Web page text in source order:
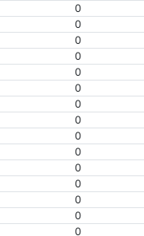
0
0
0
0
0
0
0
0
0
0
0
0
0
0
0